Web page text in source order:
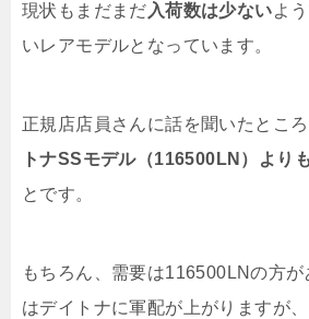
現状もまだまだ 入荷数は少ないよ
いレアモデルとなっています。
正規店店員さんに話を聞いたところ
トナSSモデル（116500LN）より
とです。
もちろん、需要は116500LNの方
はデイトナに軍配が上がりますが